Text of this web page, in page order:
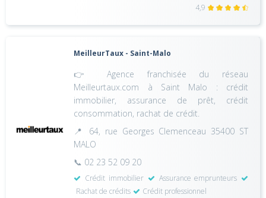
4,9
MeilleurTaux - Saint-Malo
👉 Agence franchisée du réseau
Meilleurtaux.com à Saint Malo : crédit
immobilier, assurance de prêt, crédit
consommation, rachat de crédit.
📍 64, rue Georges Clemenceau 35400 ST
MALO
📞 02 23 52 09 20
Crédit immobilier
Assurance emprunteurs
Rachat de crédits
Crédit professionnel